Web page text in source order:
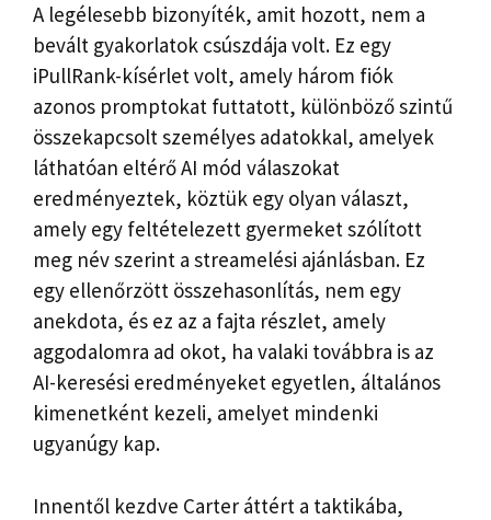
A legélesebb bizonyíték, amit hozott, nem a
bevált gyakorlatok csúszdája volt. Ez egy
iPullRank-kísérlet volt, amely három fiók
azonos promptokat futtatott, különböző szintű
összekapcsolt személyes adatokkal, amelyek
láthatóan eltérő AI mód válaszokat
eredményeztek, köztük egy olyan választ,
amely egy feltételezett gyermeket szólított
meg név szerint a streamelési ajánlásban. Ez
egy ellenőrzött összehasonlítás, nem egy
anekdota, és ez az a fajta részlet, amely
aggodalomra ad okot, ha valaki továbbra is az
AI-keresési eredményeket egyetlen, általános
kimenetként kezeli, amelyet mindenki
ugyanúgy kap.
Innentől kezdve Carter áttért a taktikába,